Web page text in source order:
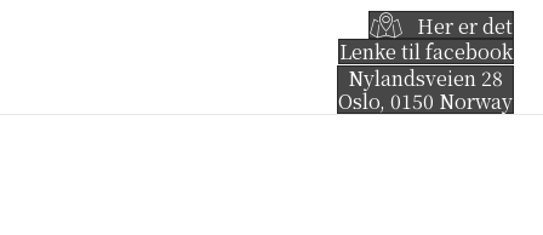
Her er det
Lenke til facebook
Nylandsveien 28
Oslo, 0150 Norway